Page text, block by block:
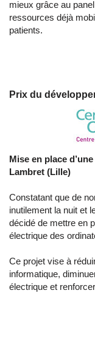
mieux grâce au
ressources déjà
patients.
Prix du
Mise en place
Lambret (Lille)
Constatant que de
inutilement la nuit et
décidé de mettre en
électrique des
Ce projet vise à
informatique,
électrique et